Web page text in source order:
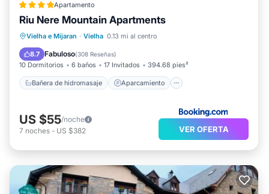
Apartamento
Riu Nere Mountain Apartments
Vielha e Mijaran · Vielha 0.13 mi al centro
8.7 Fabuloso(308 Reseñas)
10 Dormitorios 6 baños 17 Invitados 394.68 pies²
Bañera de hidromasaje Aparcamiento
Bañera de hidromasaje
Aparcamiento
Esquí
Internet
US $55/noche
7 noches - US $382 VER OFERTA